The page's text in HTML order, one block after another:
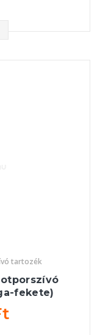
tartozék
fekete)